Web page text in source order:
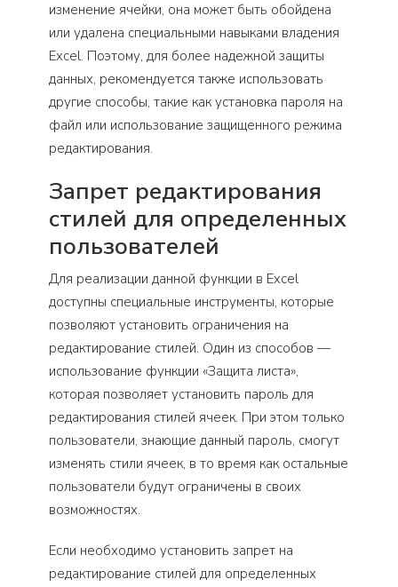
изменение ячейки, она может быть обойдена
или удалена специальными навыками владения
Excel. Поэтому, для более надежной защиты
данных, рекомендуется также использовать
другие способы, такие как установка пароля на
файл или использование защищенного режима
редактирования.
Запрет редактирования
стилей для определенных
пользователей
Для реализации данной функции в Excel
доступны специальные инструменты, которые
позволяют установить ограничения на
редактирование стилей. Один из способов —
использование функции «Защита листа»,
которая позволяет установить пароль для
редактирования стилей ячеек. При этом только
пользователи, знающие данный пароль, смогут
изменять стили ячеек, в то время как остальные
пользователи будут ограничены в своих
возможностях.
Если необходимо установить запрет на
редактирование стилей для определенных